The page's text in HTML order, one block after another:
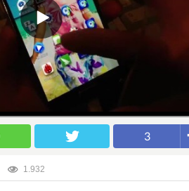
3
1.932